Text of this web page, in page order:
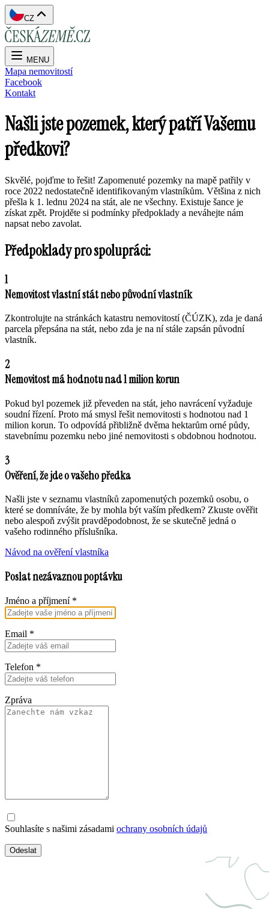
CZ
MENU
Mapa nemovitostí
Facebook
Kontakt
Našli jste pozemek, který patří Vašemu
předkovi?
Skvělé, pojďme to řešit! Zapomenuté pozemky na mapě patřily v
roce 2022 nedostatečně identifikovaným vlastníkům. Většina z nich
přešla k 1. lednu 2024 na stát, ale ne všechny. Existuje šance je
získat zpět. Projděte si podmínky předpoklady a neváhejte nám
napsat nebo zavolat.
Předpoklady pro spolupráci:
1
Nemovitost vlastní stát nebo původní vlastník
Zkontrolujte na stránkách katastru nemovitostí (ČÚZK), zda je daná
parcela přepsána na stát, nebo zda je na ní stále zapsán původní
vlastník.
2
Nemovitost má hodnotu nad 1 milion korun
Pokud byl pozemek již převeden na stát, jeho navrácení vyžaduje
soudní řízení. Proto má smysl řešit nemovitosti s hodnotou nad 1
milion korun. To odpovídá přibližně dvěma hektarům orné půdy,
stavebnímu pozemku nebo jiné nemovitosti s obdobnou hodnotou.
3
Ověření, že jde o vašeho předka
Našli jste v seznamu vlastníků zapomenutých pozemků osobu, o
které se domníváte, že by mohla být vaším předkem? Zkuste ověřit
nebo alespoň zvýšit pravděpodobnost, že se skutečně jedná o
vašeho rodinného příslušníka.
Návod na ověření vlastníka
Poslat nezávaznou poptávku
Jméno a příjmení *
Email *
Telefon *
Zpráva
Souhlasíte s našimi zásadami ochrany osobních údajů
Odeslat